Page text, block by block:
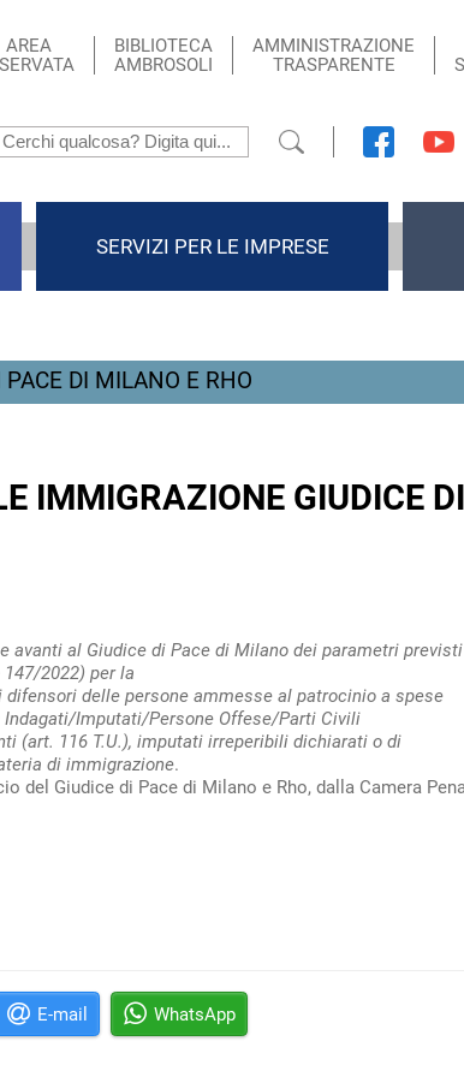
AREA
BIBLIOTECA
AMBROSOLI
AMMINISTRAZIONE
TRASPARENTE
SERVIZI PER LE IMPRESE
DI MILANO E RHO
IMMIGRAZIONE GIUDICE
avanti al Giudice di Pace di Milano dei parametri
2022) per la
delle persone ammesse al patrocinio a spese
Imputati/Persone Offese/Parti Civili
(art. 116 T.U.), imputati irreperibili dichiarati o di
di immigrazione.
Giudice di Pace di Milano e Rho, dalla Camera
E-mail WhatsApp